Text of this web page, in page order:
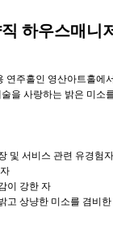
하우스매니
주홀인 영산아트홀에
을 사랑하는 밝은 미소
및 서비스 관련 유경험자
자
이 강한 자
고 상냥한 미소를 겸비한